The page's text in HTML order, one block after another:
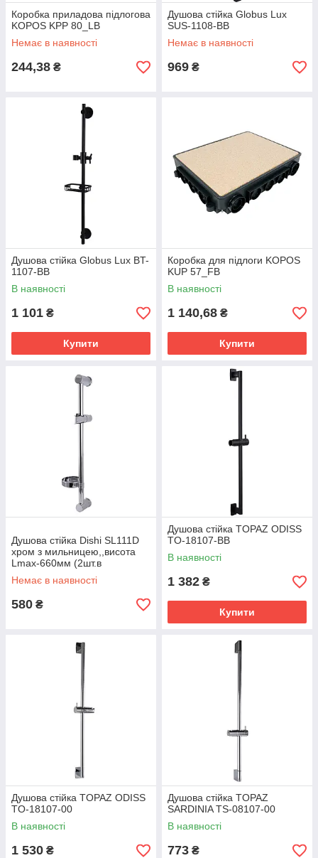
Коробка приладова підлогова
KOPOS KPP 80_LB
Немає в наявності
244,38 ₴
Душова стійка Globus Lux
SUS-1108-BB
Немає в наявності
969 ₴
Душова стійка Globus Lux BT-
1107-BB
В наявності
1 101 ₴
Купити
Коробка для підлоги KOPOS
KUP 57_FB
В наявності
1 140,68 ₴
Купити
Душова стійка Dishi SL111D
хром з мильницею,,висота
Lmax-660мм (2шт.в
коробці,ціна за1шт)
Немає в наявності
580 ₴
Душова стійка TOPAZ ODISS
TO-18107-BB
В наявності
1 382 ₴
Купити
Душова стійка TOPAZ ODISS
TO-18107-00
В наявності
1 530 ₴
Душова стійка TOPAZ
SARDINIA TS-08107-00
В наявності
773 ₴